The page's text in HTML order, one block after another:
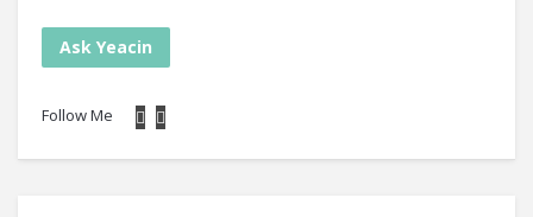
Ask Yeacin
Follow Me